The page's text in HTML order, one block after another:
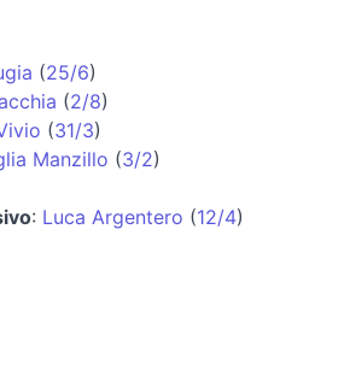
(25/6)
(2/8)
(31/3)
Manzillo (3/2)
: Luca Argentero (12/4)